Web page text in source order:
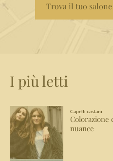
Trova il tuo
I più letti
Capelli castani
Colorazione
nuance